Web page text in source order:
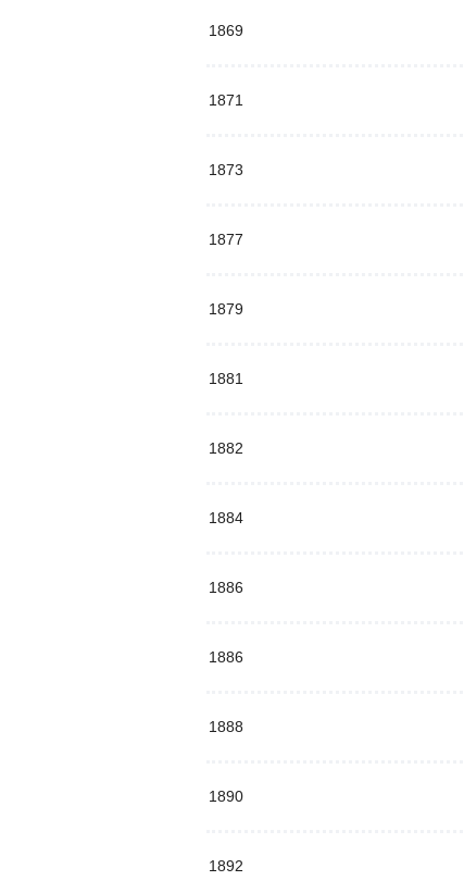
1869
1871
1873
1877
1879
1881
1882
1884
1886
1886
1888
1890
1892